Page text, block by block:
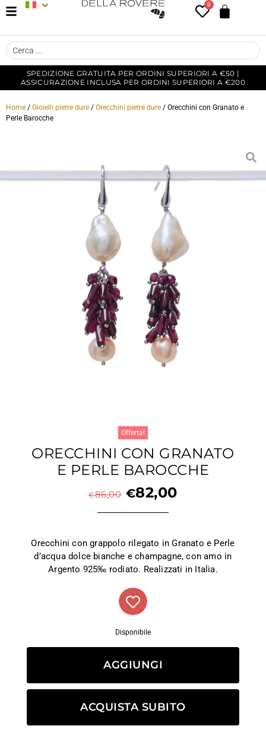
0
SPEDIZIONE GRATUITA PER ORDINI SUPERIORI A €50 |
ASSICURAZIONE INCLUSA PER ORDINI SUPERIORI A €200
Home / Gioielli pietre dure / Orecchini pietre dure / Orecchini con Granato e
Perle Barocche
Offerta!
ORECCHINI CON GRANATO
E PERLE BAROCCHE
€86,00 €82,00
Orecchini con grappolo rilegato in Granato e Perle
d’acqua dolce bianche e champagne, con amo in
Argento 925‰ rodiato. Realizzati in Italia.
Disponibile
AGGIUNGI
ACQUISTA SUBITO